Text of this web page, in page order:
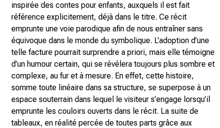
inspirée des contes pour enfants, auxquels il est fait
référence explicitement, déjà dans le titre. Ce récit
emprunte une voie parodique afin de nous entraîner sans
équivoque dans le monde du symbolique. L’adoption d’une
telle facture pourrait surprendre a priori, mais elle témoigne
d’un humour certain, qui se révélera toujours plus sombre et
complexe, au fur et à mesure. En effet, cette histoire,
somme toute linéaire dans sa structure, se superpose à un
espace souterrain dans lequel le visiteur s’engage lorsqu’il
emprunte les couloirs ouverts dans le récit. La suite de
tableaux, en réalité percée de toutes parts grâce aux